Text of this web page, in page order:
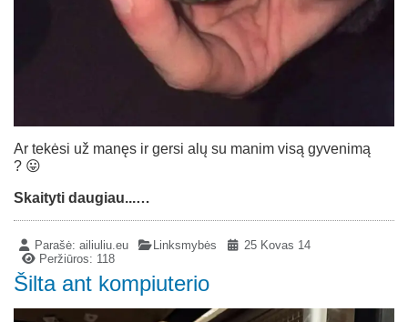
Ar tekėsi už manęs ir gersi alų su manim visą gyvenimą
? 😛
Skaityti daugiau...…
Parašė:ailiuliu.eu Linksmybės
25 Kovas 14
Peržiūros: 118
Šilta ant kompiuterio